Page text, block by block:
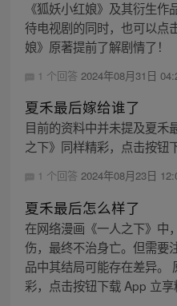
《狐妖小红娘》及其衍生
待电视剧的同时，也可以点
娘》原著提前了解剧情了！
1 个回答 2024年08月31日
夏禾最后嫁给谁了
目前的资料中并未提及夏禾
之下》同样精彩，点击按钮
1 个回答 2024年08月23日
夏禾最后怎么样了
在网络漫画《一人之下》中
伤，最终不治身亡。但需要
品中其结局可能存在差异。
彩，点击按钮下载 App 立享